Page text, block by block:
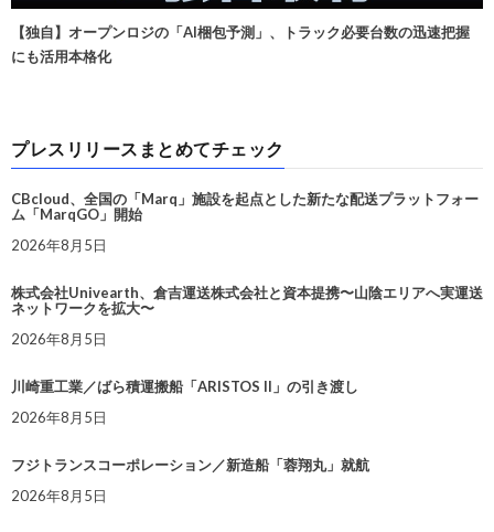
【独自】オープンロジの「AI梱包予測」、トラック必要台数の迅速把握
にも活用本格化
プレスリリースまとめてチェック
CBcloud、全国の「Marq」施設を起点とした新たな配送プラットフォー
ム「MarqGO」開始
2026年8月5日
株式会社Univearth、倉吉運送株式会社と資本提携〜山陰エリアへ実運送
ネットワークを拡大〜
2026年8月5日
川崎重工業／ばら積運搬船「ARISTOS II」の引き渡し
2026年8月5日
フジトランスコーポレーション／新造船「蓉翔丸」就航
2026年8月5日